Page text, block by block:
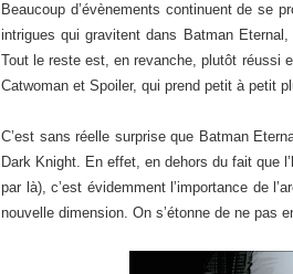
Beaucoup d’évènements continuent de se
intrigues qui gravitent dans Batman
Tout le reste est, en revanche, plutôt réussi
Catwoman et Spoiler, qui prend petit à petit
C’est sans réelle surprise que Batman
Dark Knight. En effet, en dehors du fait que
par là), c’est évidemment l’importance de
nouvelle dimension. On s’étonne de ne pas